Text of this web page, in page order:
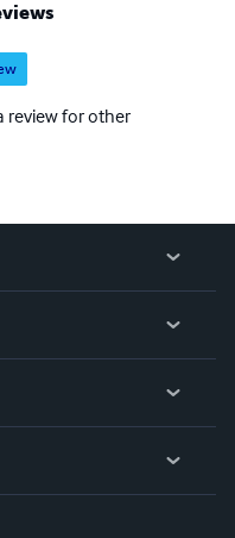
review for other